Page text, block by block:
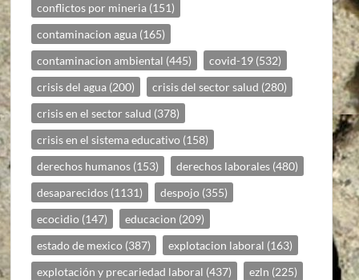
conflictos por mineria (151)
contaminacion agua (165)
contaminacion ambiental (445) covid-19 (532)
crisis del agua (200) crisis del sector salud (280)
crisis en el sector salud (378)
crisis en el sistema educativo (158)
derechos humanos (153) derechos laborales (480)
desaparecidos (1131) despojo (355)
ecocidio (147) educacion (209)
estado de mexico (387) explotacion laboral (163)
explotación y precariedad laboral (437) ezln (225)